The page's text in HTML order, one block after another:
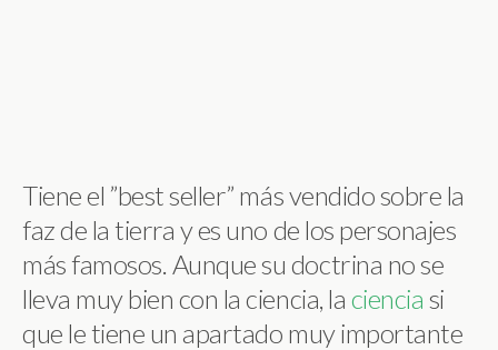
Tiene el ”best seller” más vendido sobre la
faz de la tierra y es uno de los personajes
más famosos. Aunque su doctrina no se
lleva muy bien con la ciencia, la ciencia si
que le tiene un apartado muy importante